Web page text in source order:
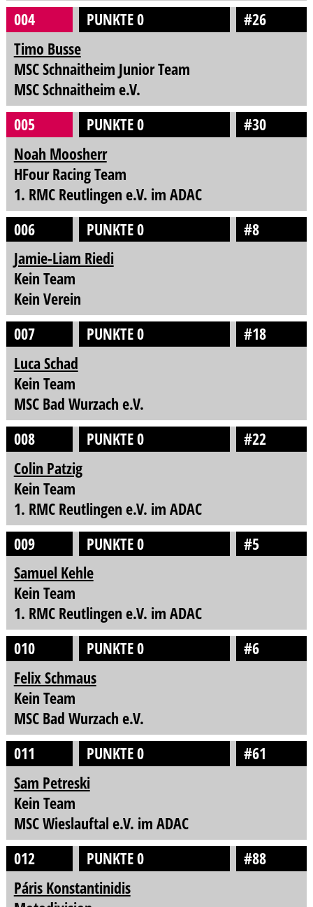
004
PUNKTE 0
#26
Timo Busse
MSC Schnaitheim Junior Team
MSC Schnaitheim e.V.
005
PUNKTE 0
#30
Noah Moosherr
HFour Racing Team
1. RMC Reutlingen e.V. im ADAC
006
PUNKTE 0
#8
Jamie-Liam Riedi
Kein Team
Kein Verein
007
PUNKTE 0
#18
Luca Schad
Kein Team
MSC Bad Wurzach e.V.
008
PUNKTE 0
#22
Colin Patzig
Kein Team
1. RMC Reutlingen e.V. im ADAC
009
PUNKTE 0
#5
Samuel Kehle
Kein Team
1. RMC Reutlingen e.V. im ADAC
010
PUNKTE 0
#6
Felix Schmaus
Kein Team
MSC Bad Wurzach e.V.
011
PUNKTE 0
#61
Sam Petreski
Kein Team
MSC Wieslauftal e.V. im ADAC
012
PUNKTE 0
#88
Páris Konstantinidis